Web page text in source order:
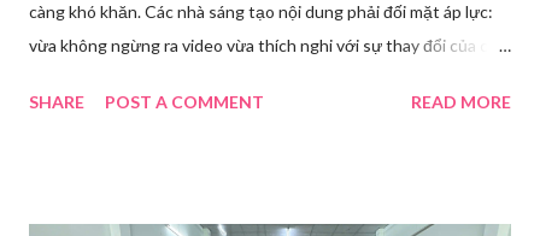
càng khó khăn. Các nhà sáng tạo nội dung phải đối mặt áp lực:
vừa không ngừng ra video vừa thích nghi với sự thay đổi của các
Huawei tại Hội nghị Di động Thế giới tại Thượng Hải năm 2021.
SHARE POST A COMMENT READ MORE